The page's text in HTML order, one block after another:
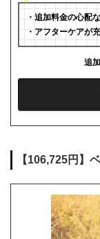
・追加料金の心配
・アフターケアが
追
【106,725円】